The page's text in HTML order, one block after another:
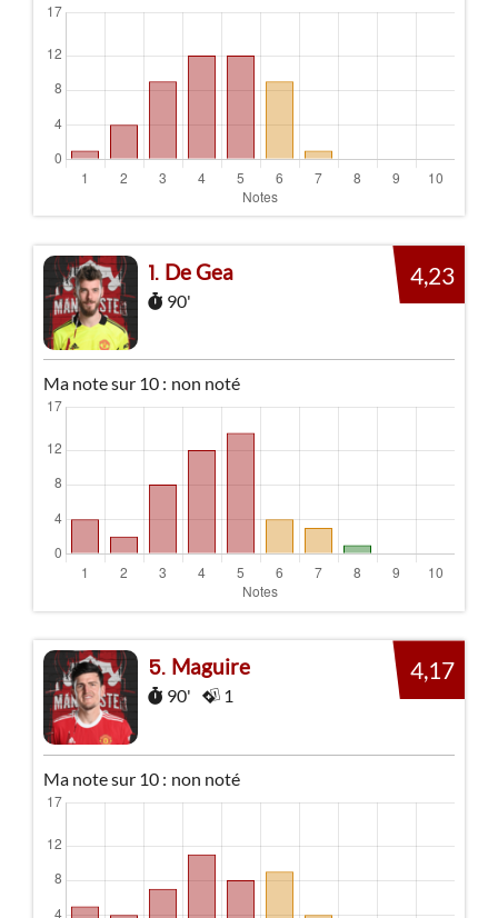
1 De Gea
90'
4,23
Ma note sur 10 : non noté
5 Maguire
90' 1
4,17
Ma note sur 10 : non noté